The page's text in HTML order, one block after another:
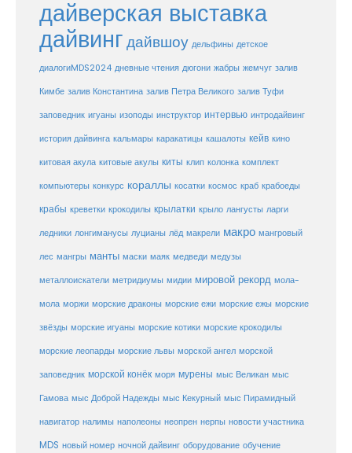
дайверская выставка
дайвингдайвшоу дельфины детское
диалогиMDS2024 дневные чтения дюгони жабры жемчуг залив
Кимбе залив Константина залив Петра Великого залив Туфи
заповедник игуаны изоподы инструктор интервью интродайвинг
история дайвинга кальмары каракатицы кашалоты кейв кино
китовая акула китовые акулы киты клип колонка комплект
компьютеры конкурс кораллы косатки космос краб крабоеды
крабы креветки крокодилы крылатки крыло лангусты ларги
ледники лонгиманусы луцианы лёд макрели макро мангровый
лес мангры манты маски маяк медведи медузы
металлоискатели метридиумы мидии мировой рекорд мола-
мола моржи морские драконы морские ежи морские ежы морские
звёзды морские игуаны морские котики морские крокодилы
морские леопарды морские львы морской ангел морской
заповедник морской конёк моря мурены мыс Великан мыс
Гамова мыс Доброй Надежды мыс Кекурный мыс Пирамидный
навигатор налимы наполеоны неопрен нерпы новости участника
MDS новый номер ночной дайвинг оборудование обучение